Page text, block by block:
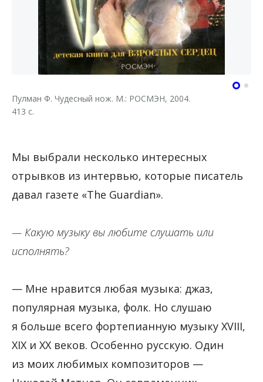
Пулман Ф. Чудесный нож. М.: РОСМЭН, 2004.
413 с.
Мы выбрали несколько интересных
отрывков из интервью, которые писатель
давал газете «The Guardian».
— Какую музыку вы любите слушать или
исполнять?
— Мне нравится любая музыка: джаз,
популярная музыка, фолк. Но слушаю
я больше всего фортепианную музыку XVIII,
XIX и XX веков. Особенно русскую. Один
из моих любимых композиторов —